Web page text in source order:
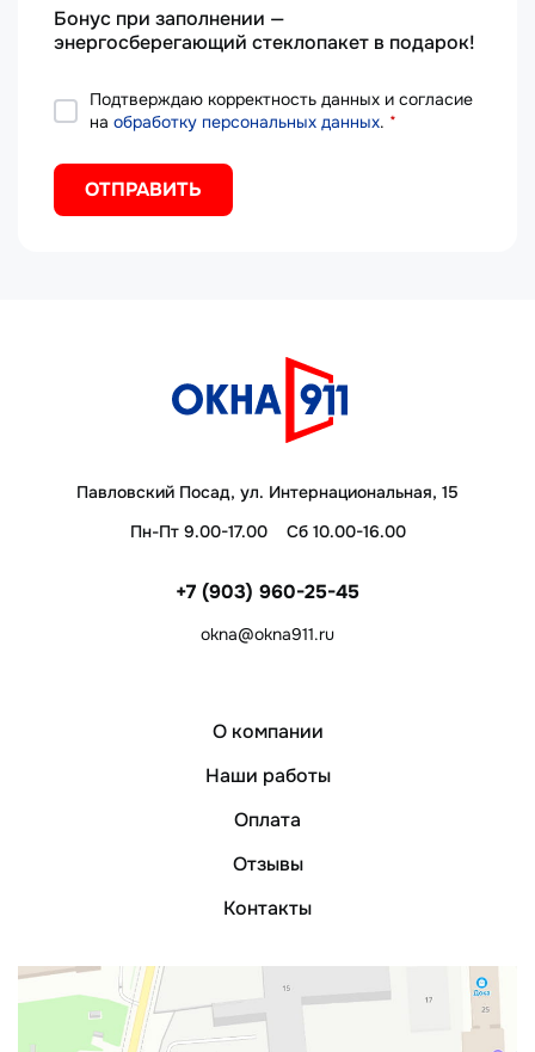
Бонус при заполнении —
энергосберегающий стеклопакет в подарок!
Подтверждаю корректность данных и согласие
на обработку персональных данных. *
Павловский Посад, ул. Интернациональная, 15
Пн-Пт 9.00-17.00
Сб 10.00-16.00
+7 (903) 960-25-45
okna@okna911.ru
О компании
Наши работы
Оплата
Отзывы
Контакты